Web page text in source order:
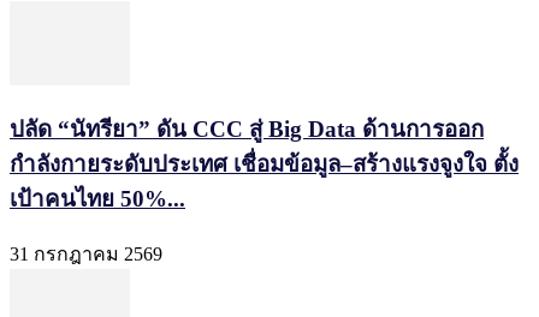
ปลัด “นัทรียา” ดัน CCC สู่ Big Data ด้านการออก
กำลังกายระดับประเทศ เชื่อมข้อมูล–สร้างแรงจูงใจ ตั้ง
เป้าคนไทย 50%...
31 กรกฎาคม 2569